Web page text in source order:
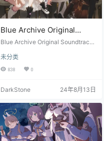
Blue Archive Original
Soundtrack Vol.3 ～
time～ HI-RES
Blue Archive Original Soundtrack
time～ HI-RES
未分类
838 0
DarkStone 24年8月13日